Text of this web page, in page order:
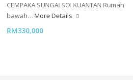
CEMPAKA SUNGAI SOI KUANTAN Rumah
bawah… More Details
RM330,000